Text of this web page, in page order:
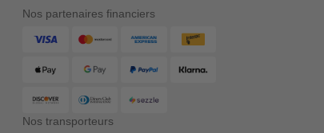
Nos partenaires financiers
Nos transporteurs